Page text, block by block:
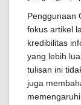
Penggunaan
fokus artikel
kredibilitas
yang lebih
tulisan ini
juga